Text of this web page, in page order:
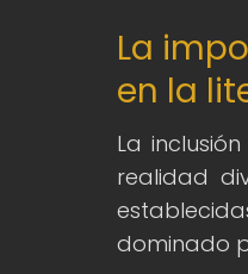
La
en la
La
realidad
dominado